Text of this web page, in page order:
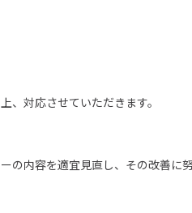
、対応させていただきます。
内容を適宜見直し、その改善に努